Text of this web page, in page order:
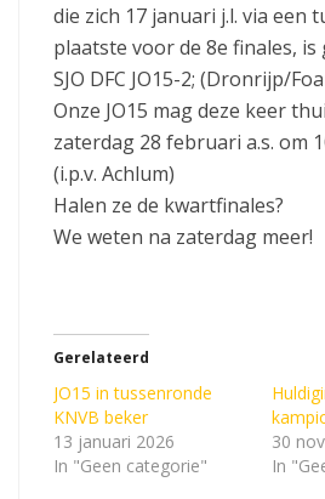
die zich 17 januari j.l. via een
plaatste voor de 8e finales, is
SJO DFC JO15-2; (Dronrijp/
Onze JO15 mag deze keer
zaterdag 28 februari a.s. om
(i.p.v. Achlum)
Halen ze de kwartfinales?
We weten na zaterdag meer!
Gerelateerd
JO15 in tussenronde
KNVB beker
13 januari 2026
In "Geen categorie"
30
In